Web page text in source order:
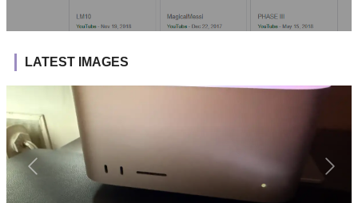
LATEST IMAGES